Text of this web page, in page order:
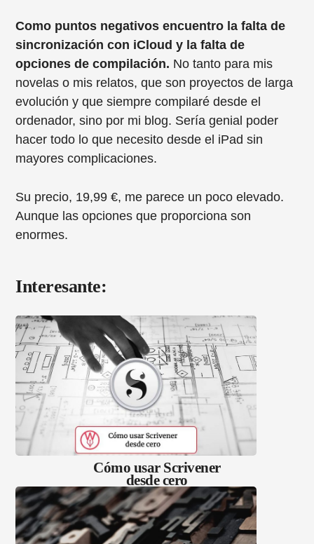
Como puntos negativos encuentro la falta de
sincronización con iCloud y la falta de
opciones de compilación. No tanto para mis
novelas o mis relatos, que son proyectos de larga
evolución y que siempre compilaré desde el
ordenador, sino por mi blog. Sería genial poder
hacer todo lo que necesito desde el iPad sin
mayores complicaciones.
Su precio, 19,99 €, me parece un poco elevado.
Aunque las opciones que proporciona son
enormes.
Interesante:
Cómo usar Scrivener
desde cero